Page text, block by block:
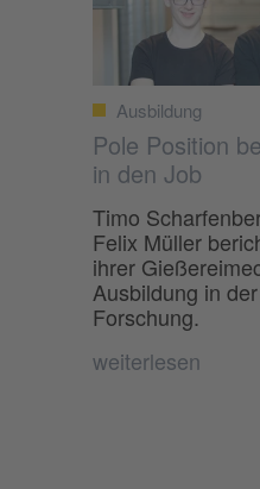
Ausbildung
Pole Position
in den Job
Timo
Felix Müller
ihrer
Ausbildung in der
Forschung.
weiterlesen